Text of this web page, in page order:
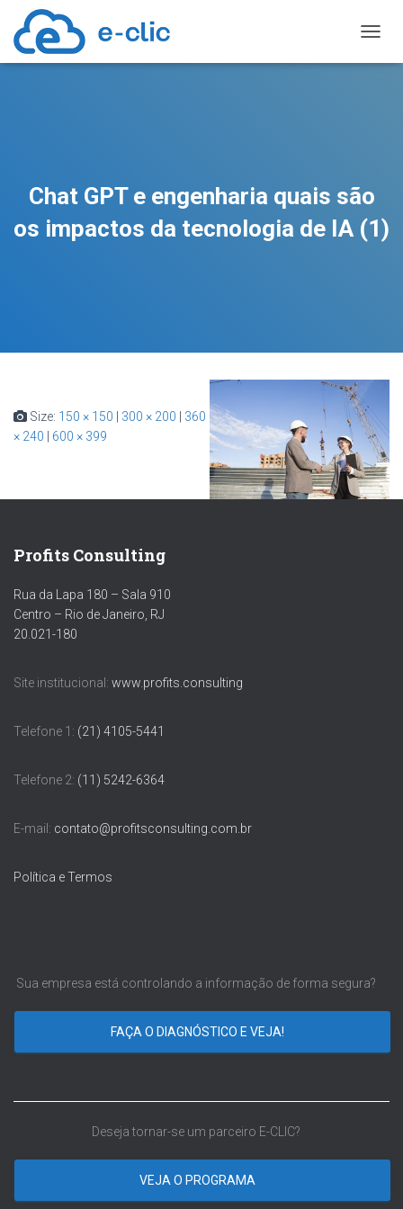
Chat GPT e engenharia quais são
os impactos da tecnologia de IA (1)
Size: 150 × 150 300 × 200
360
× 240
600 × 399
Profits Consulting
Rua da Lapa 180 – Sala 910
Centro – Rio de Janeiro, RJ
20.021-180
Site institucional: www.profits.consulting
Telefone 1: (21) 4105-5441
Telefone 2: (11) 5242-6364
E-mail: contato@profitsconsulting.com.br
Política e Termos
Sua empresa está controlando a informação de forma segura?
FAÇA O DIAGNÓSTICO E VEJA!
Deseja tornar-se um parceiro E-CLIC?
VEJA O PROGRAMA